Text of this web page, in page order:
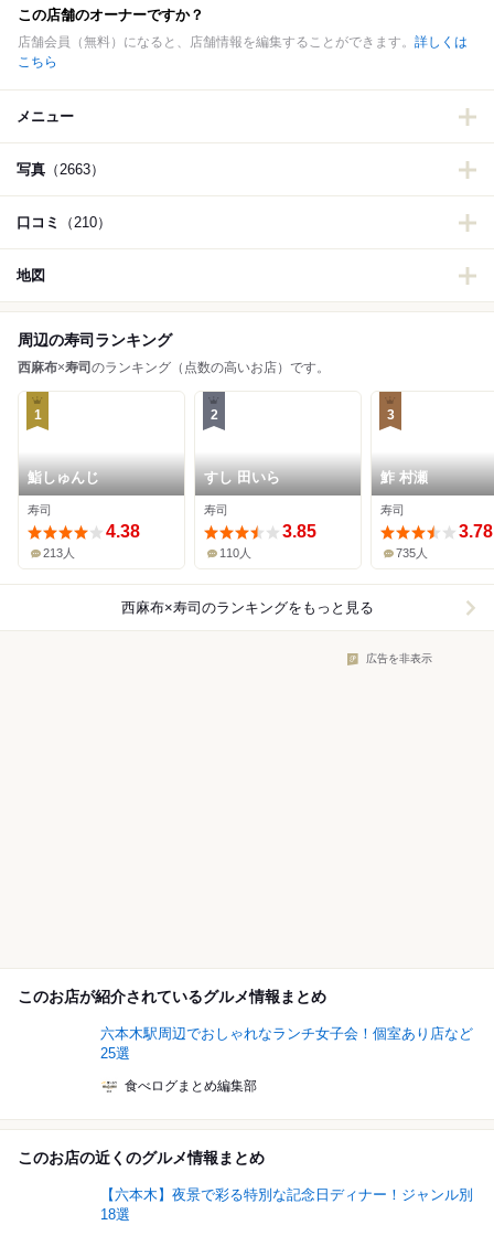
この店舗のオーナーですか？
店舗会員（無料）になると、店舗情報を編集することができます。 詳しくは
こちら
メニュー
写真 （2663）
口コミ （210）
地図
周辺の寿司ランキング
西麻布×寿司 のランキング（点数の高いお店）です。
1
鮨しゅんじ
寿司
4.38
213人
2
すし 田いら
寿司
3.85
110人
3
鮓 村瀬
寿司
3.78
735人
西麻布×寿司 のランキングをもっと見る
広告を非表示
このお店が紹介されているグルメ情報まとめ
六本木駅周辺でおしゃれなランチ女子会！個室あり店など
25選
食べログまとめ編集部
このお店の近くのグルメ情報まとめ
【六本木】夜景で彩る特別な記念日ディナー！ジャンル別
18選